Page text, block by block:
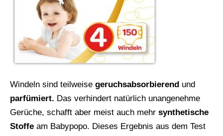
Windeln sind teilweise geruchsabsorbierend und
parfümiert. Das verhindert natürlich unangenehme
Gerüche, schafft aber meist auch mehr synthetische
Stoffe am Babypopo. Dieses Ergebnis aus dem Test